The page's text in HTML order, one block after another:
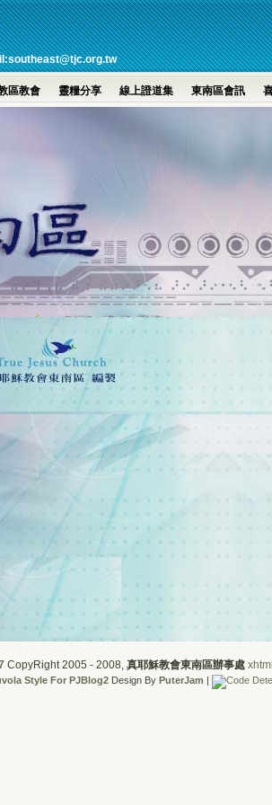
區教會 靈糧分享 線上證道集 東南區會訊
CopyRight 2005 - 2008, 真耶穌教會東南區辦事處
Style For PJBlog2 Design By PuterJam |